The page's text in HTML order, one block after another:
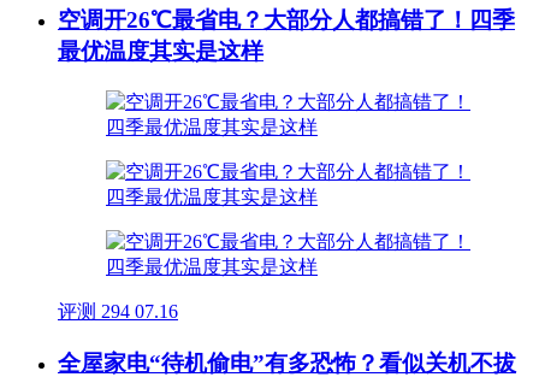
空调开26℃最省电？大部分人都搞错了！四季
最优温度其实是这样
评测 294 07.16
全屋家电“待机偷电”有多恐怖？看似关机不拔